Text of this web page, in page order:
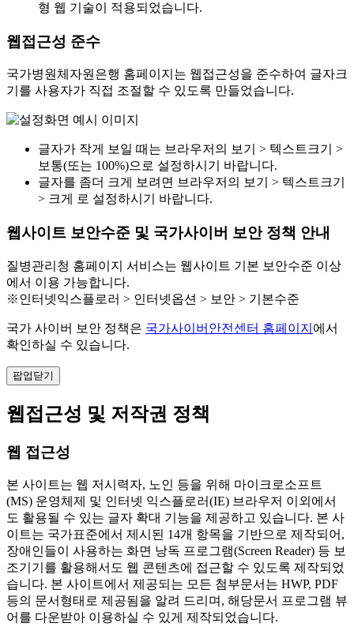
형 웹 기술이 적용되었습니다.
웹접근성 준수
국가병원체자원은행 홈페이지는 웹접근성을 준수하여 글자크
기를 사용자가 직접 조절할 수 있도록 만들었습니다.
글자가 작게 보일 때는 브라우저의 보기 > 텍스트크기 >
보통(또는 100%)으로 설정하시기 바랍니다.
글자를 좀더 크게 보려면 브라우저의 보기 > 텍스트크기
> 크게 로 설정하시기 바랍니다.
웹사이트 보안수준 및 국가사이버 보안 정책 안내
질병관리청 홈페이지 서비스는 웹사이트 기본 보안수준 이상
에서 이용 가능합니다.
※인터넷익스플로러 > 인터넷옵션 > 보안 > 기본수준
국가 사이버 보안 정책은 국가사이버안전센터 홈페이지 에서
확인하실 수 있습니다.
팝업닫기
웹접근성 및 저작권 정책
웹 접근성
본 사이트는 웹 저시력자, 노인 등을 위해 마이크로소프트
(MS) 운영체제 및 인터넷 익스플로러(IE) 브라우저 이외에서
도 활용될 수 있는 글자 확대 기능을 제공하고 있습니다. 본 사
이트는 국가표준에서 제시된 14개 항목을 기반으로 제작되어,
장애인들이 사용하는 화면 낭독 프로그램(Screen Reader) 등 보
조기기를 활용해서도 웹 콘텐츠에 접근할 수 있도록 제작되었
습니다. 본 사이트에서 제공되는 모든 첨부문서는 HWP, PDF
등의 문서형태로 제공됨을 알려 드리며, 해당문서 프로그램 뷰
어를 다운받아 이용하실 수 있게 제작되었습니다.